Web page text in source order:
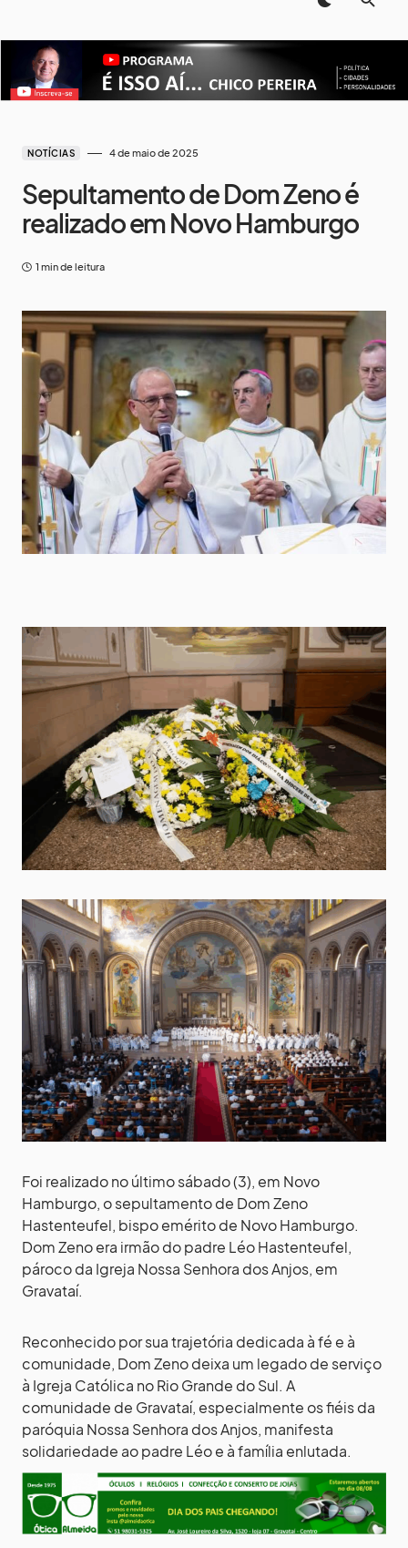
NOTÍCIAS 4 de maio de 2025
Sepultamento de Dom Zeno é
realizado em Novo Hamburgo
1 min de leitura
Foi realizado no último sábado (3), em Novo
Hamburgo, o sepultamento de Dom Zeno
Hastenteufel, bispo emérito de Novo Hamburgo.
Dom Zeno era irmão do padre Léo Hastenteufel,
pároco da Igreja Nossa Senhora dos Anjos, em
Gravataí.
Reconhecido por sua trajetória dedicada à fé e à
comunidade, Dom Zeno deixa um legado de serviço
à Igreja Católica no Rio Grande do Sul. A
comunidade de Gravataí, especialmente os fiéis da
paróquia Nossa Senhora dos Anjos, manifesta
solidariedade ao padre Léo e à família enlutada.